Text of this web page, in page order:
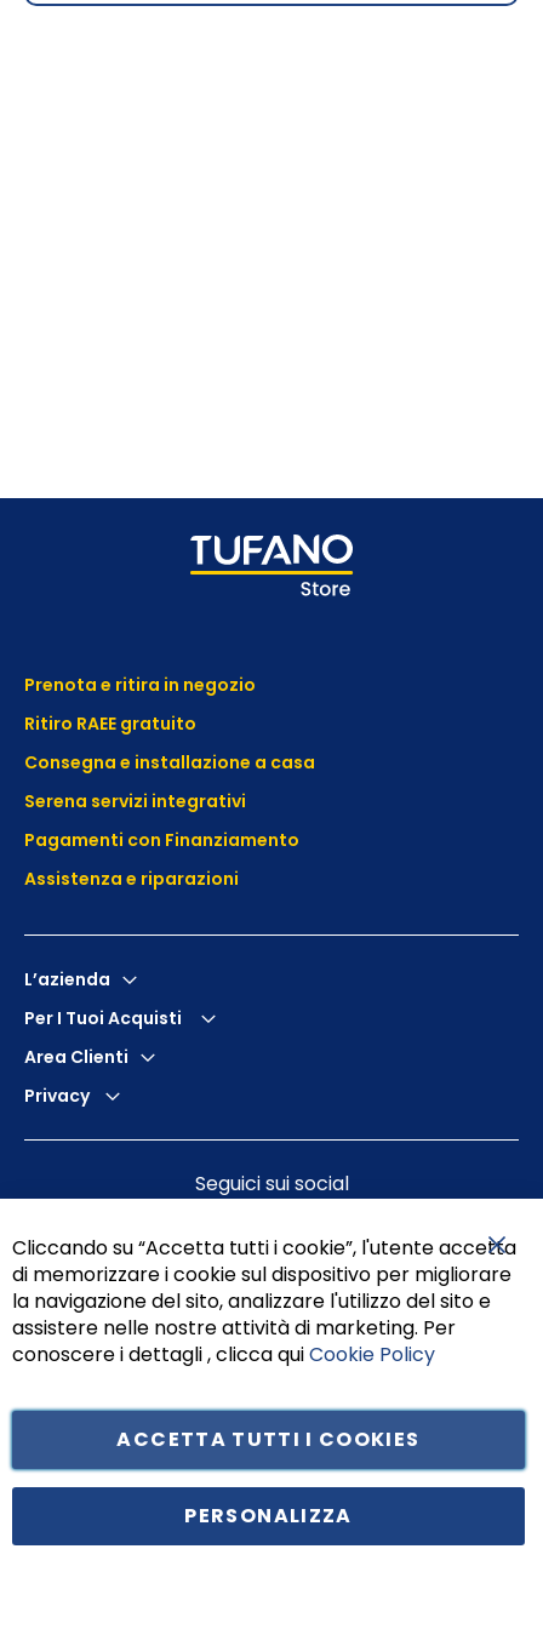
Prenota e ritira in negozio
Ritiro RAEE gratuito
Consegna e installazione a casa
Serena servizi integrativi
Pagamenti con Finanziamento
Assistenza e riparazioni
L’azienda
Per I Tuoi Acquisti
Area Clienti
Privacy
Seguici sui social
Principe di Piemonte 199, cap. 80026 Casoria (NA) - C.F. 05834470634 -
Cliccando su “Accetta tutti i cookie”, l'utente accetta
di memorizzare i cookie sul dispositivo per migliorare
la navigazione del sito, analizzare l'utilizzo del sito e
assistere nelle nostre attività di marketing. Per
conoscere i dettagli , clicca quiCookie Policy
ACCETTA TUTTI I COOKIES
PERSONALIZZA